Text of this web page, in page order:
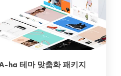
ha 테마 맞춤화 패키지